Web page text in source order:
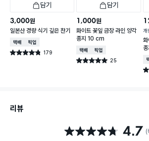
담기
3,000원
일본산 경량 식기 깊은 찬기
택배배송매장픽업
별점 4.8점 179
건 작성
담기
1,000원
화이트 꽃잎 금장 라인 양각
종지 10 cm
택배배송매장픽업
별점 5.0점 25
건 작성
개
별
리뷰
별점 4.7점 4.7